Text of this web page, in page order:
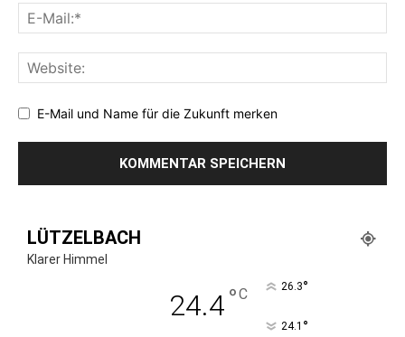
E-Mail und Name für die Zukunft merken
LÜTZELBACH
Klarer Himmel
24.4°C 26.3°
24.1 °